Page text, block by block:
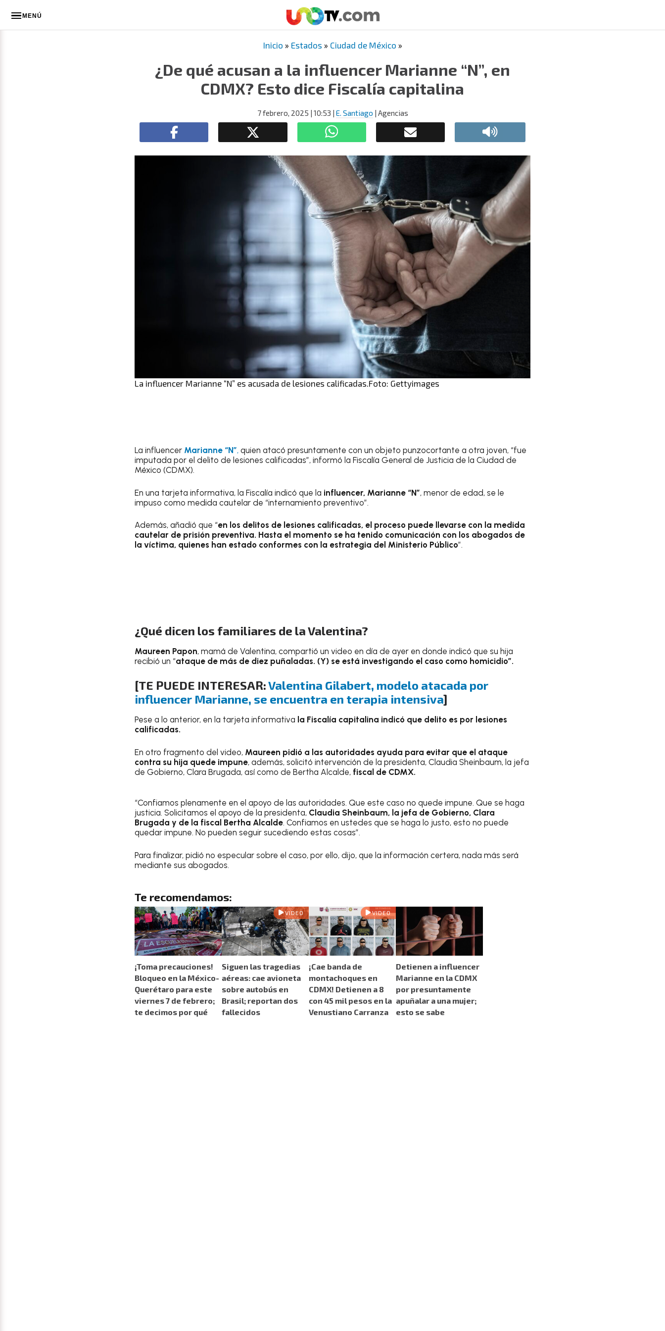
MENÚ
Inicio » Estados » Ciudad de México »
¿De qué acusan a la influencer Marianne “N”, en
CDMX? Esto dice Fiscalía capitalina
7 febrero, 2025 | 10:53 | E. Santiago | Agencias
La influencer Marianne “N” es acusada de lesiones calificadas.Foto: Gettyimages
La influencer Marianne “N”, quien atacó presuntamente con un objeto punzocortante a otra joven, “fue
imputada por el delito de lesiones calificadas”, informó la Fiscalía General de Justicia de la Ciudad de
México (CDMX).
En una tarjeta informativa, la Fiscalía indicó que la influencer, Marianne “N”, menor de edad, se le
impuso como medida cautelar de “internamiento preventivo”.
Además, añadió que “en los delitos de lesiones calificadas, el proceso puede llevarse con la medida
cautelar de prisión preventiva. Hasta el momento se ha tenido comunicación con los abogados de
la víctima, quienes han estado conformes con la estrategia del Ministerio Público”.
¿Qué dicen los familiares de la Valentina?
Maureen Papon, mamá de Valentina, compartió un video en día de ayer en donde indicó que su hija
recibió un “ataque de más de diez puñaladas. (Y) se está investigando el caso como homicidio”.
[TE PUEDE INTERESAR:Valentina Gilabert, modelo atacada por
influencer Marianne, se encuentra en terapia intensiva]
Pese a lo anterior, en la tarjeta informativa la Fiscalía capitalina indicó que delito es por lesiones
calificadas.
En otro fragmento del video, Maureen pidió a las autoridades ayuda para evitar que el ataque
contra su hija quede impune, además, solicitó intervención de la presidenta, Claudia Sheinbaum, la jefa
de Gobierno, Clara Brugada, así como de Bertha Alcalde, fiscal de CDMX.
“Confiamos plenamente en el apoyo de las autoridades. Que este caso no quede impune. Que se haga
justicia. Solicitamos el apoyo de la presidenta, Claudia Sheinbaum, la jefa de Gobierno, Clara
Brugada y de la fiscal Bertha Alcalde. Confiamos en ustedes que se haga lo justo, esto no puede
quedar impune. No pueden seguir sucediendo estas cosas”.
Para finalizar, pidió no especular sobre el caso, por ello, dijo, que la información certera, nada más será
mediante sus abogados.
Te recomendamos:
¡Toma precauciones!
Bloqueo en la México-
Querétaro para este
viernes 7 de febrero;
te decimos por qué
VIDEO
Siguen las tragedias
aéreas: cae avioneta
sobre autobús en
Brasil; reportan dos
fallecidos
VIDEO
¡Cae banda de
montachoques en
CDMX! Detienen a 8
con 45 mil pesos en la
Venustiano Carranza
Detienen a influencer
Marianne en la CDMX
por presuntamente
apuñalar a una mujer;
esto se sabe